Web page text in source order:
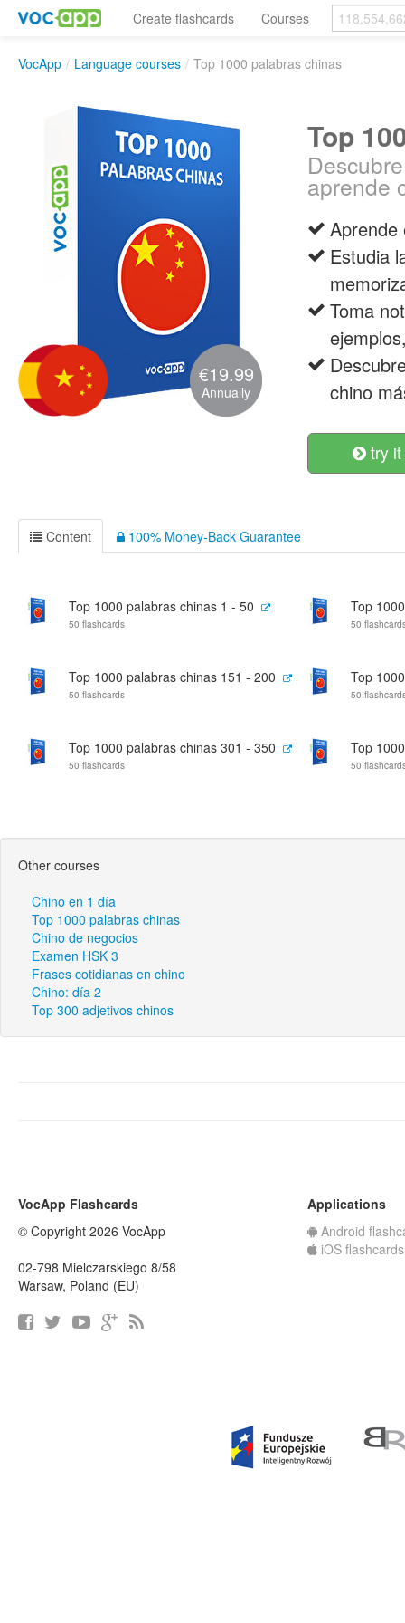
Create flashcards Courses
VocApp / Language courses / Top 1000 palabras chinas
€19.99
Annually
Top
aprende
Aprende
Estudia
Toma
chino
try
Content 100% Money-Back Guarantee
Top 1000 palabras chinas 1 - 50
50 flashcards
Top
50
Top 1000 palabras chinas 151 - 200
50 flashcards
Top
50
Top 1000 palabras chinas 301 - 350
50 flashcards
Top
50
Other courses
Chino en 1 día
Top 1000 palabras chinas
Chino de negocios
Examen HSK 3
Frases cotidianas en chino
Chino: día 2
Top 300 adjetivos chinos
VocApp Flashcards
© Copyright 2026 VocApp
02-798 Mielczarskiego 8/58
Warsaw, Poland (EU)
Applications
Android
iOS flashcards